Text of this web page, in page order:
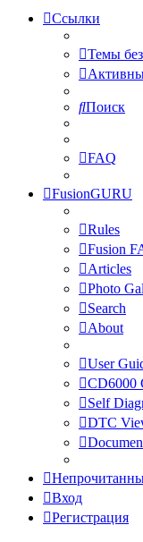
Ссылки
Темы
Поиск
FAQ
FusionGURU
Rules
Fusion
Articles
Photo
Search
About
User
CD6000
Self
DTC
Вход
Регистрация